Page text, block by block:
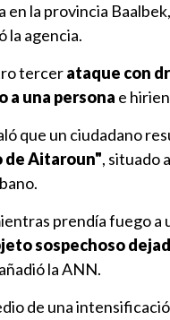
la provincia
la agencia.
tercerataque con
a una persona e
que un ciudadano
de Aitaroun", situado
prendía fuego a
sospechoso
la ANN.
de una